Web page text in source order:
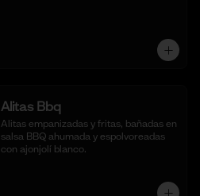
Alitas Bbq
Alitas empanizadas y fritas, bañadas en
salsa BBQ ahumada y espolvoreadas
con ajonjolí blanco.